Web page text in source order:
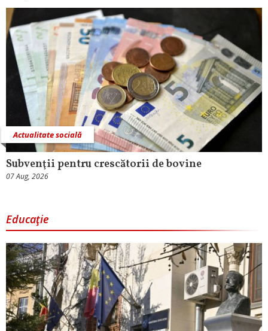
Actualitate socială
Subvenţii pentru crescătorii de bovine
07 Aug, 2026
Educaţie